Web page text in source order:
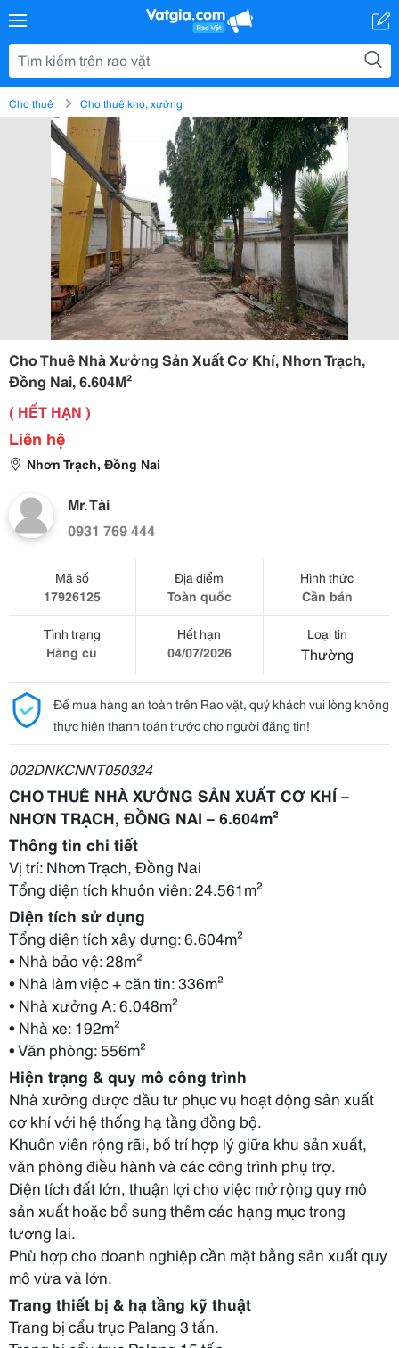
Cho thuê Cho thuê kho, xưởng
Cho Thuê Nhà Xưởng Sản Xuất Cơ Khí, Nhơn Trạch,
Đồng Nai, 6.604M²
( HẾT HẠN )
Liên hệ
Nhơn Trạch, Đồng Nai
Mr. Tài
0931 769 444
Mã số
17926125
Địa điểm
Toàn quốc
Hình thức
Cần bán
Tình trạng
Hàng cũ
Hết hạn
04/07/2026
Loại tin
Thường
Để mua hàng an toàn trên Rao vặt, quý khách vui lòng không
thực hiện thanh toán trước cho người đăng tin!
002DNKCNNT050324
CHO THUÊ NHÀ XƯỞNG SẢN XUẤT CƠ KHÍ –
NHƠN TRẠCH, ĐỒNG NAI – 6.604m²
Thông tin chi tiết
Vị trí: Nhơn Trạch, Đồng Nai
Tổng diện tích khuôn viên: 24.561m²
Diện tích sử dụng
Tổng diện tích xây dựng: 6.604m²
• Nhà bảo vệ: 28m²
• Nhà làm việc + căn tin: 336m²
• Nhà xưởng A: 6.048m²
• Nhà xe: 192m²
• Văn phòng: 556m²
Hiện trạng & quy mô công trình
Nhà xưởng được đầu tư phục vụ hoạt động sản xuất
cơ khí với hệ thống hạ tầng đồng bộ.
Khuôn viên rộng rãi, bố trí hợp lý giữa khu sản xuất,
văn phòng điều hành và các công trình phụ trợ.
Diện tích đất lớn, thuận lợi cho việc mở rộng quy mô
sản xuất hoặc bổ sung thêm các hạng mục trong
tương lai.
Phù hợp cho doanh nghiệp cần mặt bằng sản xuất quy
mô vừa và lớn.
Trang thiết bị & hạ tầng kỹ thuật
Trang bị cẩu trục Palang 3 tấn.